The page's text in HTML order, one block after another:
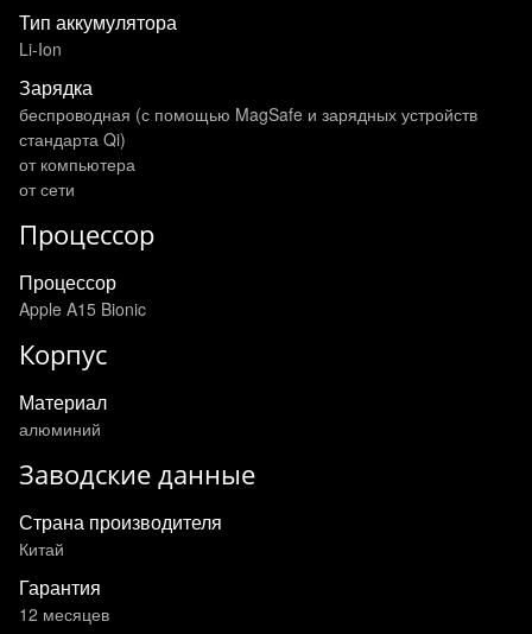
Тип аккумулятора
Li-Ion
Зарядка
беспроводная (с помощью MagSafe и зарядных устройств
стандарта Qi)
от компьютера
от сети
Процессор
Процессор
Apple A15 Bionic
Корпус
Материал
алюминий
Заводские данные
Страна производителя
Китай
Гарантия
12 месяцев